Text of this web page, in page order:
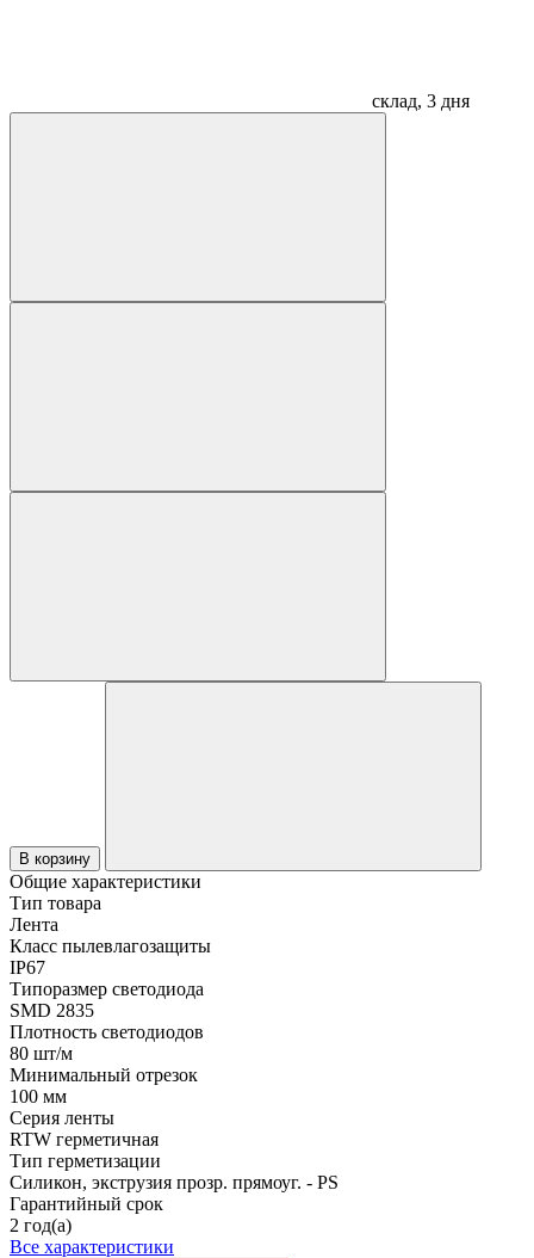
склад, 3 дня
В корзину
Общие характеристики
Тип товара
Лента
Класс пылевлагозащиты
IP67
Типоразмер светодиода
SMD 2835
Плотность светодиодов
80 шт/м
Минимальный отрезок
100 мм
Серия ленты
RTW герметичная
Тип герметизации
Силикон, экструзия прозр. прямоуг. - PS
Гарантийный срок
2 год(а)
Все характеристики